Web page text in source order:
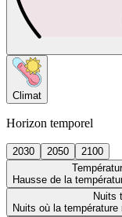
Climat
Horizon temporel
2030 2050
2100
Hausse de la
Nuits
Nuits où la